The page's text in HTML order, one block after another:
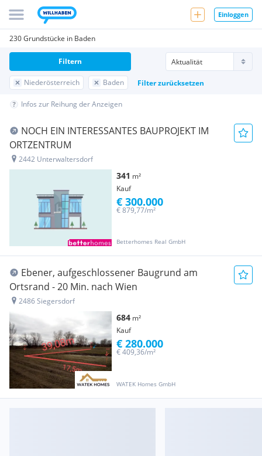
Einloggen
230 Grundstücke in Baden
Niederösterreich Baden Filter zurücksetzen
Filtern
Infos zur Reihung der Anzeigen
NOCH EIN INTERESSANTES BAUPROJEKT IM
ORTZENTRUM
2442 Unterwaltersdorf
341 m²
Kauf
Betterhomes Real GmbH
€ 879,77/m²
€ 300.000
Ebener, aufgeschlossener Baugrund am
Ortsrand - 20 Min. nach Wien
2486 Siegersdorf
684 m²
Kauf
WATEK Homes GmbH
€ 409,36/m²
€ 280.000